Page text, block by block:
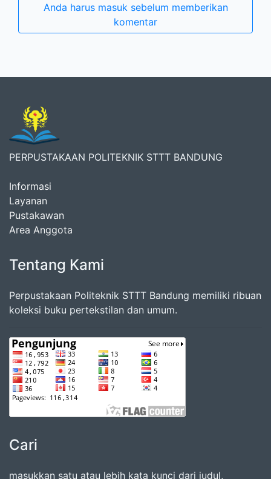
Anda harus masuk sebelum memberikan
komentar
PERPUSTAKAAN POLITEKNIK STTT BANDUNG
Informasi
Layanan
Pustakawan
Area Anggota
Tentang Kami
Perpustakaan Politeknik STTT Bandung memiliki ribuan
koleksi buku pertekstilan dan umum.
Cari
masukkan satu atau lebih kata kunci dari judul,